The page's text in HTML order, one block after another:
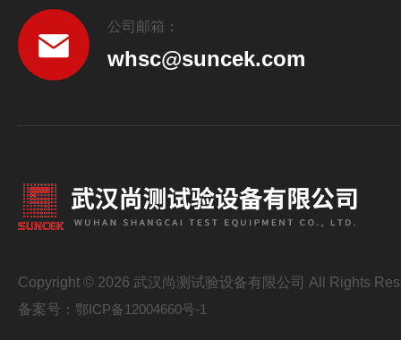
公司邮箱：
whsc@suncek.com
Copyright © 2026 武汉尚测试验设备有限公司 All Rights
备案号： 鄂ICP备12004660号-1